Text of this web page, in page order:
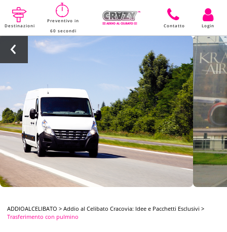
Destinazioni
Preventivo in
60 secondi
Contatto Login
ADDIOALCELIBATO >Addio al Celibato Cracovia: Idee e Pacchetti Esclusivi >
Trasferimento con pulmino